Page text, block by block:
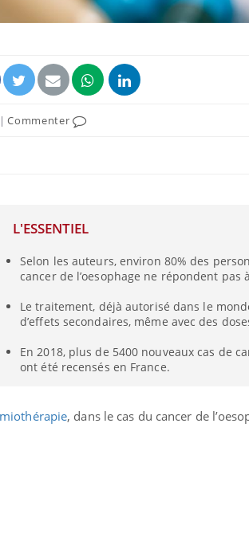
|Commenter
L'ESSENTIEL
Selon les auteurs, environ 80% des
cancer de l’oesophage ne répondent pas
Le traitement, déjà autorisé dans le
d’effets secondaires, même avec des
En 2018, plus de 5400 nouveaux cas de
ont été recensés en France.
, dans le cas du cancer de